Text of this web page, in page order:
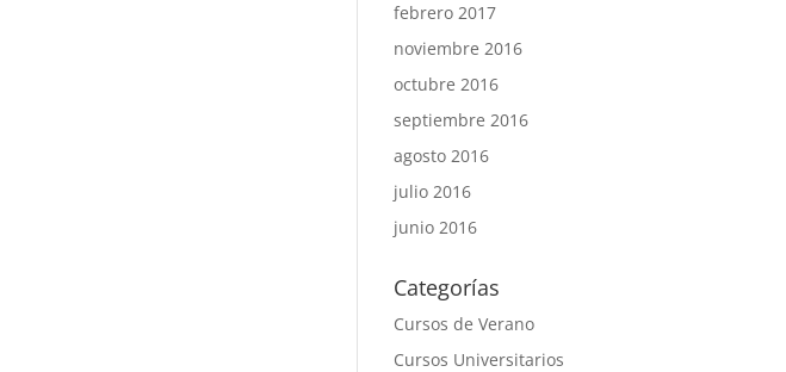
febrero 2017
noviembre 2016
octubre 2016
septiembre 2016
agosto 2016
julio 2016
junio 2016
Categorías
Cursos de Verano
Cursos Universitarios